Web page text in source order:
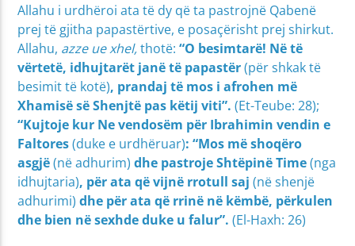
Allahu i urdhëroi ata të dy që ta pastrojnë Qabenë
prej të gjitha papastërtive, e posaçërisht prej shirkut.
Allahu, azze ue xhel,thotë:“O besimtarë! Në të
vërtetë, idhujtarët janë të papastër(për shkak të
besimit të kotë), prandaj të mos i afrohen më
Xhamisë së Shenjtë pas këtij viti”.(Et-Teube: 28);
“Kujtoje kur Ne vendosëm për Ibrahimin vendin e
Faltores(duke e urdhëruar): “Mos më shoqëro
asgjë(në adhurim) dhe pastroje Shtëpinë Time(nga
idhujtaria), për ata që vijnë rrotull saj(në shenjë
adhurimi) dhe për ata që rrinë në këmbë, përkulen
dhe bien në sexhde duke u falur”.(El-Haxh: 26)